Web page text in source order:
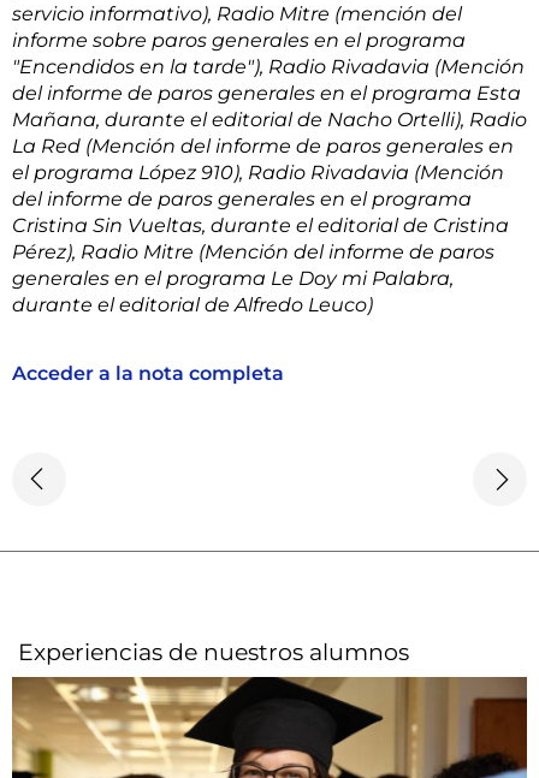
servicio informativo), Radio Mitre (mención del
informe sobre paros generales en el programa
"Encendidos en la tarde"), Radio Rivadavia (Mención
del informe de paros generales en el programa Esta
Mañana, durante el editorial de Nacho Ortelli), Radio
La Red (Mención del informe de paros generales en
el programa López 910), Radio Rivadavia (Mención
del informe de paros generales en el programa
Cristina Sin Vueltas, durante el editorial de Cristina
Pérez), Radio Mitre (Mención del informe de paros
generales en el programa Le Doy mi Palabra,
durante el editorial de Alfredo Leuco)
Acceder a la nota completa
Experiencias de nuestros alumnos​